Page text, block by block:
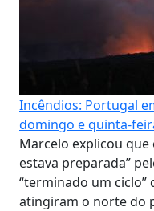
Incêndios: Portugal
domingo e quinta-
Marcelo explicou que
estava preparada”
“terminado um ciclo”
atingiram o norte do